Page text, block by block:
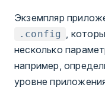
Экземпляр
.config
,
несколько
например,
уровне